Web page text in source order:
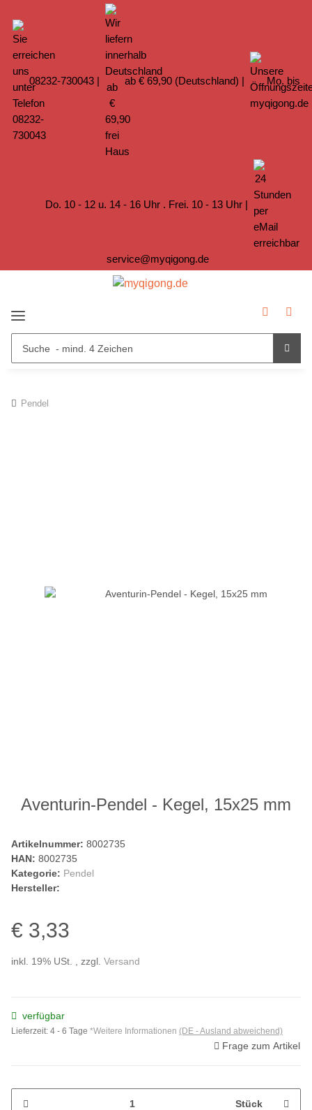
08232-730043| ab € 69,90 (Deutschland) | Mo. bis
Do. 10 - 12 u. 14 - 16 Uhr . Frei. 10 - 13 Uhr |
service@myqigong.de
Pendel
Aventurin-Pendel - Kegel, 15x25 mm
Artikelnummer: 8002735
HAN: 8002735
Kategorie: Pendel
Hersteller:
€ 3,33
inkl. 19% USt. , zzgl. Versand
verfügbar
Lieferzeit: 4 - 6 Tage *Weitere Informationen (DE - Ausland abweichend)
Frage zum Artikel
Stück